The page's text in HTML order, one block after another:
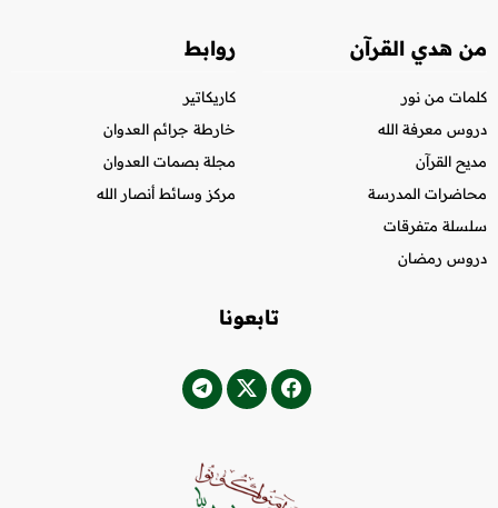
من هدي القرآن
كلمات من نور
دروس معرفة الله
مديح القرآن
محاضرات المدرسة
سلسلة متفرقات
دروس رمضان
روابط
كاريكاتير
خارطة جرائم العدوان
مجلة بصمات العدوان
مركز وسائط أنصار الله
تابعونا